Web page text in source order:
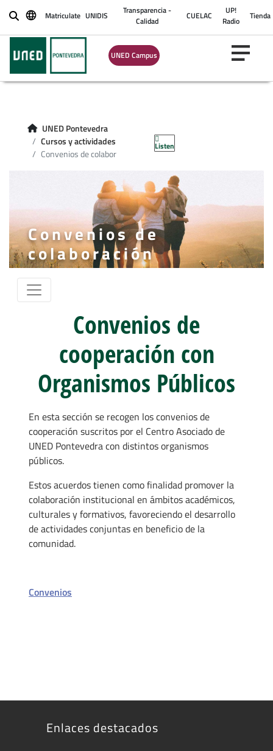
BuscarMatriculate UNIDIS
Transparencia -
Calidad
CUELAC
UP!
Radio
Tienda
UNED Campus
UNED Pontevedra
Cursos y actividades
Convenios de colabor
Listen
Convenios de
colaboración
Convenios de
cooperación con
Organismos Públicos
En esta sección se recogen los convenios de
cooperación suscritos por el Centro Asociado de
UNED Pontevedra con distintos organismos
públicos.
Estos acuerdos tienen como finalidad promover la
colaboración institucional en ámbitos académicos,
culturales y formativos, favoreciendo el desarrollo
de actividades conjuntas en beneficio de la
comunidad.
Convenios
Enlaces destacados